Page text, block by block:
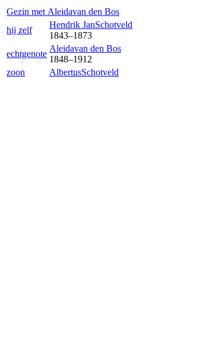
Gezin met Aleidavan den Bos
hij zelf
Hendrik JanSchotveld
1843–1873
echtgenote
Aleidavan den Bos
1848–1912
zoon
AlbertusSchotveld